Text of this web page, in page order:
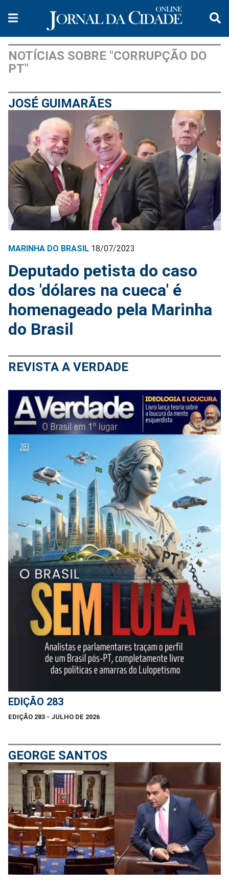
NOTÍCIAS SOBRE "CORRUPÇÃO DO
PT"
JOSÉ GUIMARÃES
MARINHA DO BRASIL 18/07/2023
Deputado petista do caso
dos 'dólares na cueca' é
homenageado pela Marinha
do Brasil
REVISTA A VERDADE
EDIÇÃO 283
EDIÇÃO 283 - JULHO DE 2026
GEORGE SANTOS